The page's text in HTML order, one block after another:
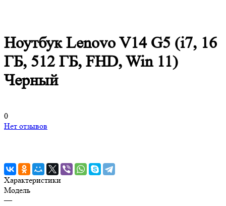
Ноутбук Lenovo V14 G5 (i7, 16
ГБ, 512 ГБ, FHD, Win 11)
Черный
0
Нет отзывов
Характеристики
Модель
—